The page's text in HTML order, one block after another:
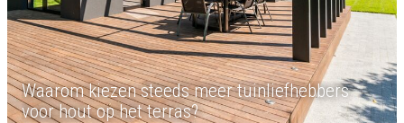
Waarom kiezen steeds meer tuinliefhebbers
voor hout op het terras?